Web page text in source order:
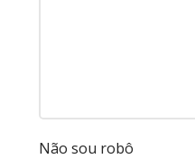
Não sou robô